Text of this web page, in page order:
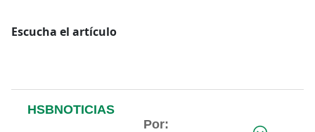
Escucha el artículo
Por:
HSBNOTICIAS